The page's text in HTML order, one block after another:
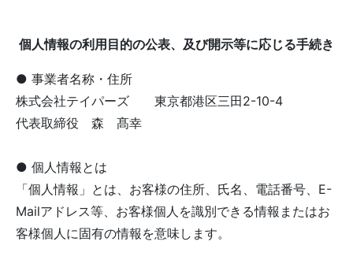
個人情報の利用目的の公表、及び開示等に応じる手続き
● 事業者名称・住所
株式会社テイパーズ 東京都港区三田2-10-4
代表取締役 森 髙幸
● 個人情報とは
「個人情報」とは、お客様の住所、氏名、電話番号、E-
Mailアドレス等、お客様個人を識別できる情報またはお
客様個人に固有の情報を意味します。